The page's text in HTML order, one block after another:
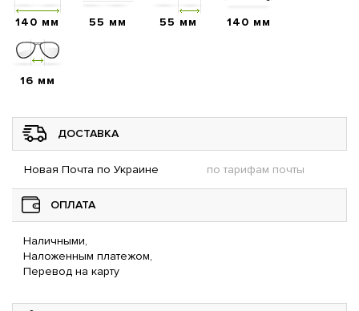
140 мм 55 мм 55 мм 140 мм
16 мм
ДОСТАВКА
Новая Почта по Украине по тарифам почты
ОПЛАТА
Наличными,
Наложенным платежом,
Перевод на карту